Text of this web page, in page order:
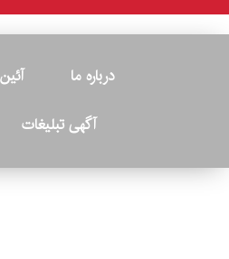
درباره ما
آگهی تبلیغات